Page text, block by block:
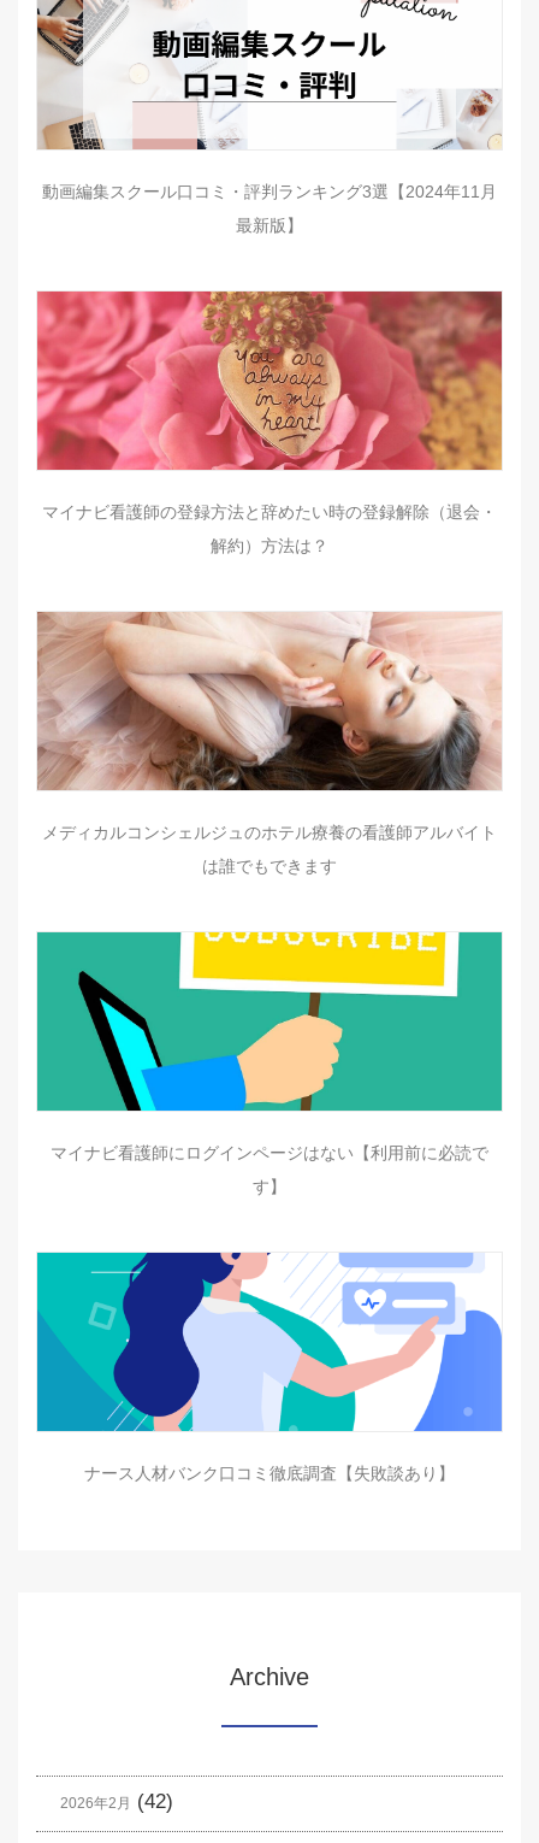
動画編集スクール口コミ・評判ランキング3選【2024年11月
最新版】
マイナビ看護師の登録方法と辞めたい時の登録解除（退会・
解約）方法は？
メディカルコンシェルジュのホテル療養の看護師アルバイト
は誰でもできます
マイナビ看護師にログインページはない【利用前に必読で
す】
ナース人材バンク口コミ徹底調査【失敗談あり】
Archive
2026年2月 (42)